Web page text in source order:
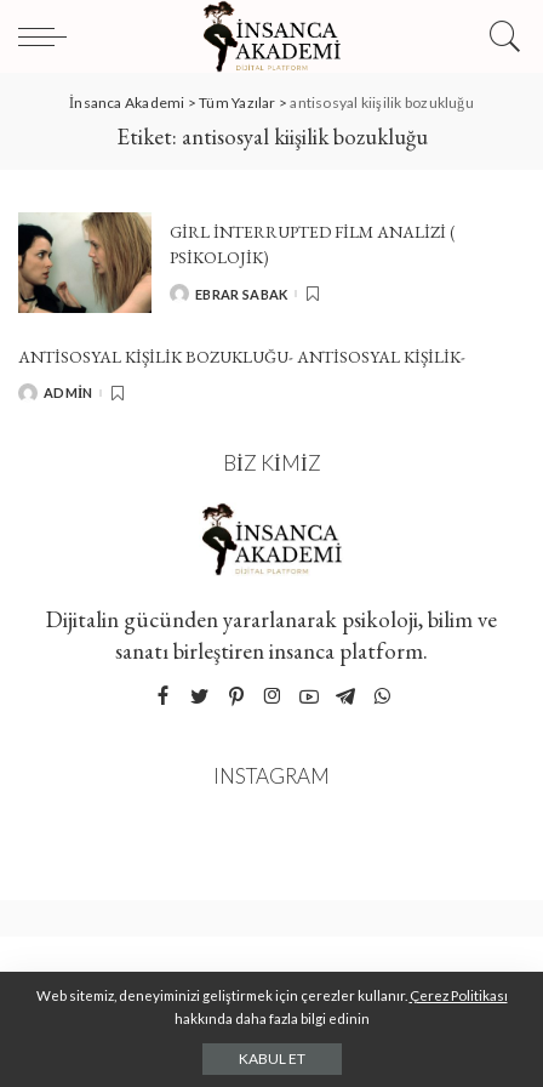
İnsanca Akademi >Tüm Yazılar >antisosyal kiişilik bozukluğu
Etiket: antisosyal kiişilik bozukluğu
GIRL İNTERRUPTED FILM ANALIZI (
PSIKOLOJIK)
POSTED
EBRAR SABAK
ANTISOSYAL KIŞILIK BOZUKLUĞU- ANTISOSYAL KIŞILIK-
POSTED
ADMIN
BIZ KIMIZ
Dijitalin gücünden yararlanarak psikoloji, bilim ve
sanatı birleştiren insanca platform.
INSTAGRAM
Web sitemiz, deneyiminizi geliştirmek için çerezler kullanır. Çerez Politikası
hakkında daha fazla bilgi edinin
KABUL ET